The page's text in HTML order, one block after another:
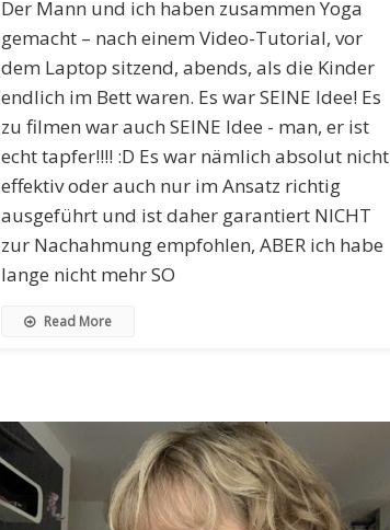
Der Mann und ich haben zusammen Yoga
gemacht – nach einem Video-Tutorial, vor
dem Laptop sitzend, abends, als die Kinder
endlich im Bett waren. Es war SEINE Idee! Es
zu filmen war auch SEINE Idee - man, er ist
echt tapfer!!!! :D Es war nämlich absolut nicht
effektiv oder auch nur im Ansatz richtig
ausgeführt und ist daher garantiert NICHT
zur Nachahmung empfohlen, ABER ich habe
lange nicht mehr SO
Read More